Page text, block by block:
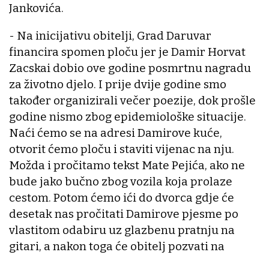
Jankovića.
- Na inicijativu obitelji, Grad Daruvar
financira spomen ploču jer je Damir Horvat
Zacskai dobio ove godine posmrtnu nagradu
za životno djelo. I prije dvije godine smo
također organizirali večer poezije, dok prošle
godine nismo zbog epidemiološke situacije.
Naći ćemo se na adresi Damirove kuće,
otvorit ćemo ploču i staviti vijenac na nju.
Možda i pročitamo tekst Mate Pejića, ako ne
bude jako bučno zbog vozila koja prolaze
cestom. Potom ćemo ići do dvorca gdje će
desetak nas pročitati Damirove pjesme po
vlastitom odabiru uz glazbenu pratnju na
gitari, a nakon toga će obitelj pozvati na